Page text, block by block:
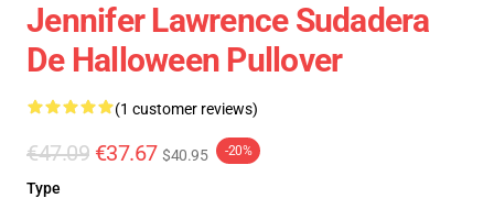
Jennifer Lawrence Sudadera
De Halloween Pullover
(1 customer reviews)
€47.09 €37.67 $40.95 -20%
Type